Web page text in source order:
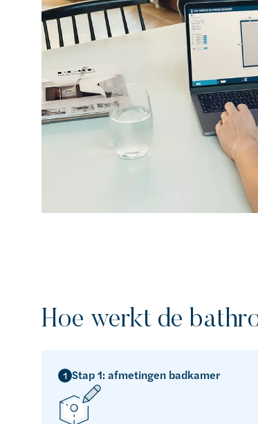
Hoe werkt de
1 Stap 1: afmetingen badkamer